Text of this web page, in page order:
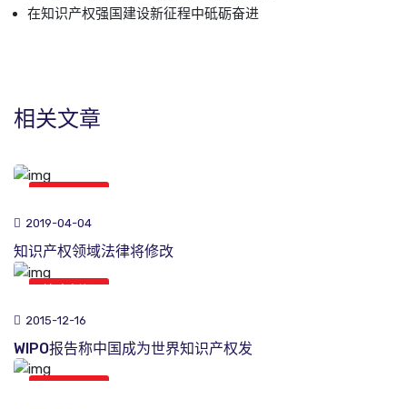
在知识产权强国建设新征程中砥砺奋进
相关文章
2019-04-04
知识产权领域法律将修改
2015-12-16
WIPO报告称中国成为世界知识产权发